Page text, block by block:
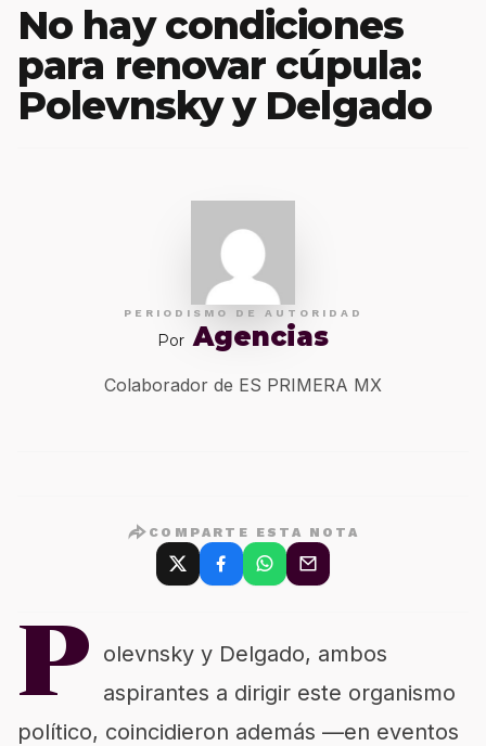
No hay condiciones
para renovar cúpula:
Polevnsky y Delgado
PERIODISMO DE AUTORIDAD
Por Agencias
Colaborador de ES PRIMERA MX
COMPARTE ESTA NOTA
P olevnsky y Delgado, ambos
aspirantes a dirigir este organismo
político, coincidieron además —en eventos